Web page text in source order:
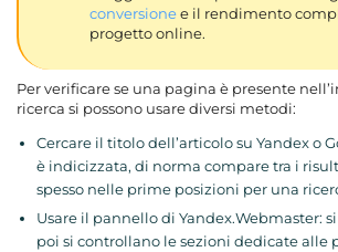
conversionee il rendimento
progetto online.
Per verificare se una pagina è presente
ricerca si possono usare diversi metodi:
Cercare il titolo dell’articolo su Yandex o
è indicizzata, di norma compare tra i
spesso nelle prime posizioni per una
Usare il pannello di Yandex.Webmaster:
poi si controllano le sezioni dedicate alle